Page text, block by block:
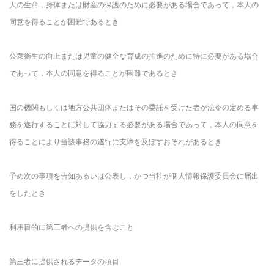
人の生命，身体または財産の保護のために必要がある場合であって，本人の
同意を得ることが困難であるとき
公衆衛生の向上または児童の健全な育成の推進のために特に必要がある場合
であって，本人の同意を得ることが困難であるとき
国の機関もしくは地方公共団体またはその委託を受けた者が法令の定める事
務を遂行することに対して協力する必要がある場合であって，本人の同意を
得ることにより当該事務の遂行に支障を及ぼすおそれがあるとき
予め次の事項を告知あるいは公表し，かつ当社が個人情報保護委員会に届出
をしたとき
利用目的に第三者への提供を含むこと
第三者に提供されるデータの項目